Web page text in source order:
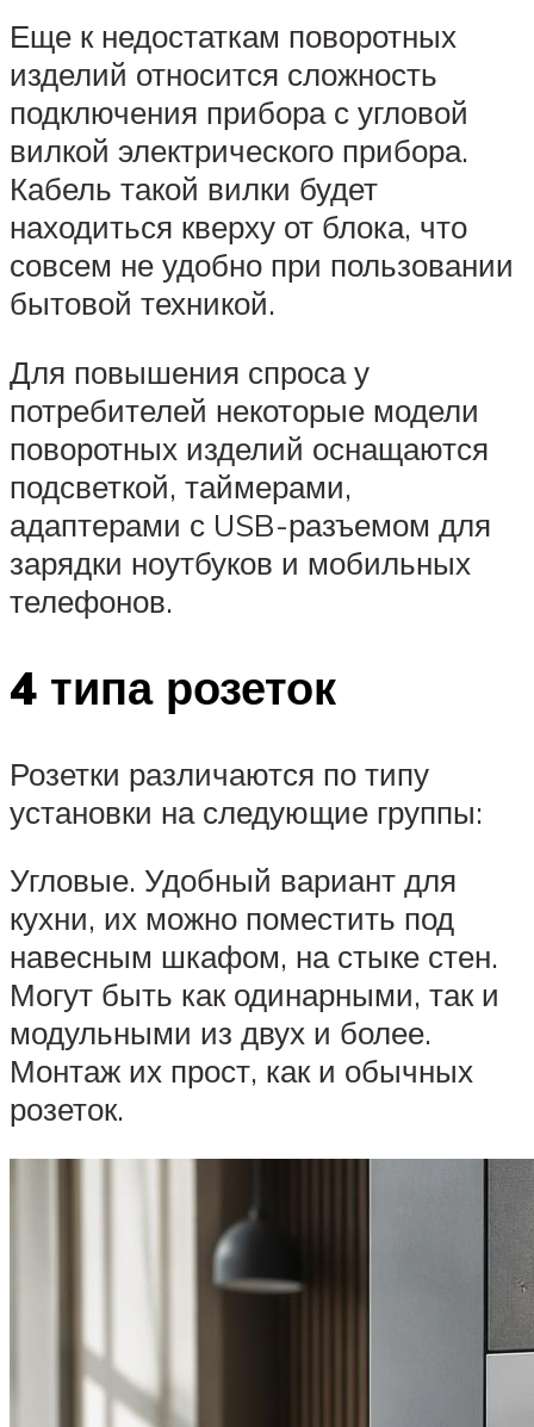
Еще к недостаткам поворотных
изделий относится сложность
подключения прибора с угловой
вилкой электрического прибора.
Кабель такой вилки будет
находиться кверху от блока, что
совсем не удобно при пользовании
бытовой техникой.
Для повышения спроса у
потребителей некоторые модели
поворотных изделий оснащаются
подсветкой, таймерами,
адаптерами с USB-разъемом для
зарядки ноутбуков и мобильных
телефонов.
4 типа розеток
Розетки различаются по типу
установки на следующие группы:
Угловые. Удобный вариант для
кухни, их можно поместить под
навесным шкафом, на стыке стен.
Могут быть как одинарными, так и
модульными из двух и более.
Монтаж их прост, как и обычных
розеток.